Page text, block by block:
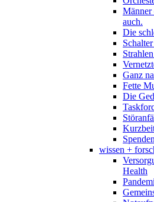
Männer
auch.
Die
Ganz
Fette
Die
wissen +
Health